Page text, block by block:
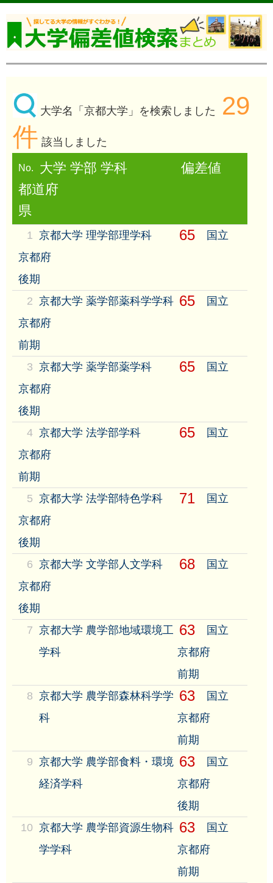
大学名「京都大学」を検索しました 29
件 該当しました
No. 大学 学部 学科
偏差値
都道府
県
1 京都大学 理学部理学科 65
国立
京都府
後期
2 京都大学 薬学部薬科学学科 65
国立
京都府
前期
3 京都大学 薬学部薬学科 65
国立
京都府
後期
4 京都大学 法学部学科 65
国立
京都府
前期
5 京都大学 法学部特色学科 71
国立
京都府
後期
6 京都大学 文学部人文学科 68
国立
京都府
後期
7 京都大学 農学部地域環境工
学科
63
国立
京都府
前期
8 京都大学 農学部森林科学学
科
63
国立
京都府
前期
9 京都大学 農学部食料・環境
経済学科
63
国立
京都府
後期
10 京都大学 農学部資源生物科
学学科
63
国立
京都府
前期